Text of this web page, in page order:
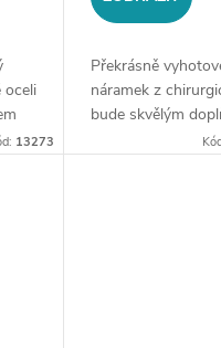
oceli
13273
Překrásně
náramek z
bude skvělým
Vaší kolekce